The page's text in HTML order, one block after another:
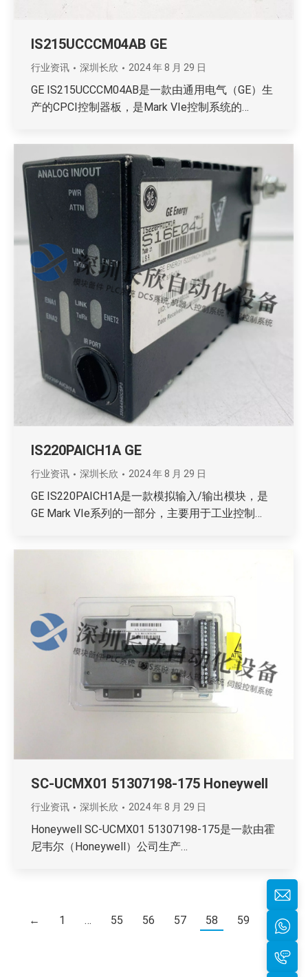
IS215UCCCM04AB GE
行业资讯 深圳长欣 2024 年 8 月 29 日
GE IS215UCCCM04AB是一款由通用电气（GE）生
产的CPCI控制器板，是Mark VIe控制系统的…
IS220PAICH1A GE
行业资讯 深圳长欣 2024 年 8 月 29 日
GE IS220PAICH1A是一款模拟输入/输出模块，是
GE Mark VIe系列的一部分，主要用于工业控制…
SC-UCMX01 51307198-175 Honeywell
行业资讯 深圳长欣 2024 年 8 月 29 日
Honeywell SC-UCMX01 51307198-175是一款由霍
尼韦尔（Honeywell）公司生产…
← 1 … 55 56 57 58 59 →